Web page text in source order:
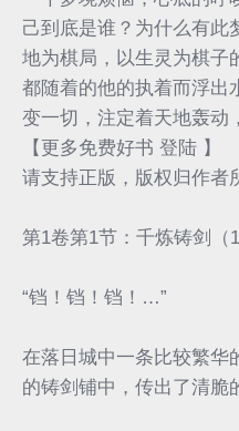
己到底是谁？为什么有此
地为棋局，以生灵为棋子
都随着的他的执着而浮出
变一切，注定着天地轰动
【更多免费好书 登陆 】
请支持正版，版权归作者
第1卷第1节：千炼铸剑（1
“铛！铛！铛！…”
在落日城中一条比较繁华
的铸剑铺中，传出了清脆